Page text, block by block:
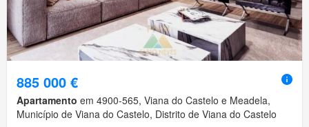
885 000 €
Apartamento em 4900-565, Viana do Castelo e Meadela,
Município de Viana do Castelo, Distrito de Viana do Castelo